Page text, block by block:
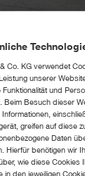
STORZ Endoskopija
Co. KG verwendet
unserer
und
Beim Besuch dieser
greifen auf diese
Daten
Hierfür benötigen wir
wie diese Cookies
in den jeweiligen